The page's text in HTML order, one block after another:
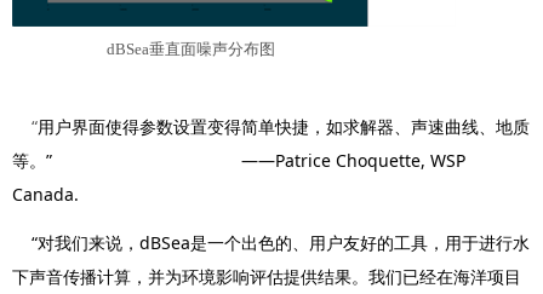
dBSea垂直面噪声分布图
“用户界面使得参数设置变得简单快捷，如求解器、声速曲线、地质
等。” ——Patrice Choquette, WSP
Canada.
“对我们来说，dBSea是一个出色的、用户友好的工具，用于进行水
下声音传播计算，并为环境影响评估提供结果。我们已经在海洋项目